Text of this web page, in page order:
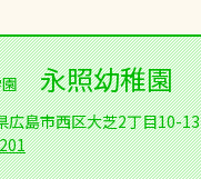
永照幼稚園
広島市西区大芝2丁目10-13